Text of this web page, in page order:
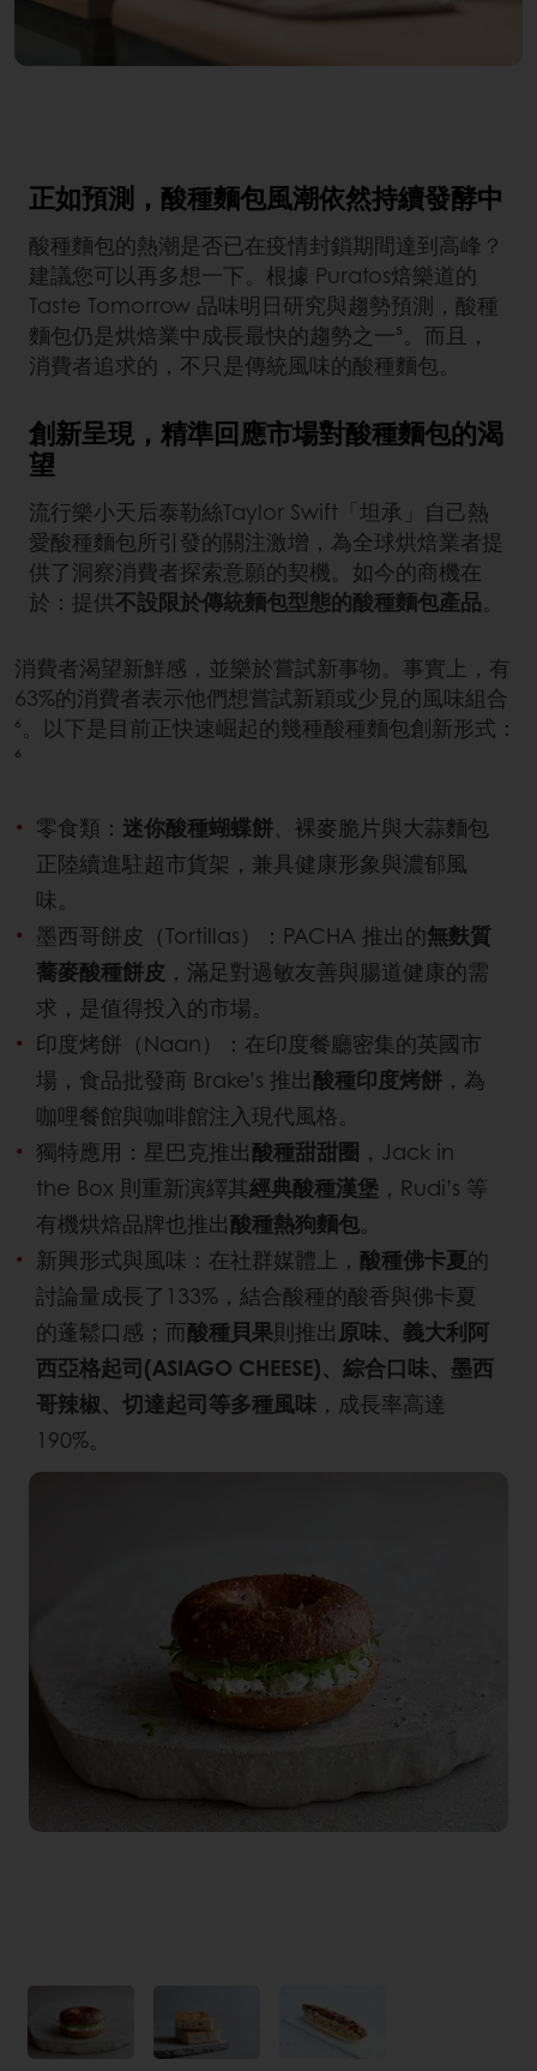
正如預測，酸種麵包風潮依然持續發酵中
酸種麵包的熱潮是否已在疫情封鎖期間達到高峰？
建議您可以再多想一下。根據 Puratos焙樂道的
Taste Tomorrow 品味明日研究與趨勢預測，酸種
麵包仍是烘焙業中成長最快的趨勢之一⁵。而且，
消費者追求的，不只是傳統風味的酸種麵包。
創新呈現，精準回應市場對酸種麵包的渴
望
流行樂小天后泰勒絲Taylor Swift「坦承」自己熱
愛酸種麵包所引發的關注激增，為全球烘焙業者提
供了洞察消費者探索意願的契機。如今的商機在
於：提供不設限於傳統麵包型態的酸種麵包產品。
消費者渴望新鮮感，並樂於嘗試新事物。事實上，有
63%的消費者表示他們想嘗試新穎或少見的風味組合
⁶。以下是目前正快速崛起的幾種酸種麵包創新形式：
⁶
零食類： 迷你酸種蝴蝶餅、裸麥脆片與大蒜麵包
正陸續進駐超市貨架，兼具健康形象與濃郁風
味。
墨西哥餅皮（Tortillas）：PACHA 推出的無麩質
蕎麥酸種餅皮 ，滿足對過敏友善與腸道健康的需
求，是值得投入的市場。
印度烤餅（Naan）：在印度餐廳密集的英國市
場，食品批發商 Brake’s 推出酸種印度烤餅 ，為
咖哩餐館與咖啡館注入現代風格。
獨特應用：星巴克推出酸種甜甜圈 ，Jack in
the Box 則重新演繹其經典酸種漢堡 ，Rudi’s 等
有機烘焙品牌也推出酸種熱狗麵包。
新興形式與風味：在社群媒體上， 酸種佛卡夏的
討論量成長了133%，結合酸種的酸香與佛卡夏
的蓬鬆口感；而酸種貝果則推出原味、義大利阿
西亞格起司(ASIAGO CHEESE)、綜合口味、墨西
哥辣椒、切達起司等多種風味 ，成長率高達
190%。